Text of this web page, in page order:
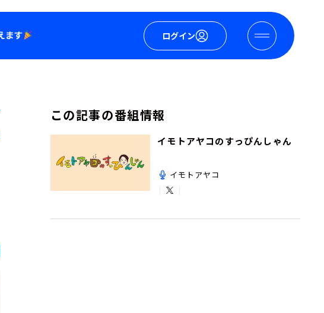
ログイン
この記事の番組情報
イモトアヤコのすっぴんしゃん
イモトアヤコ